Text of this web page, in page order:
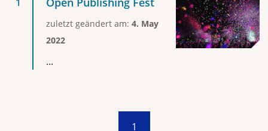
zuletzt geändert am: 4. May
2022
...
1